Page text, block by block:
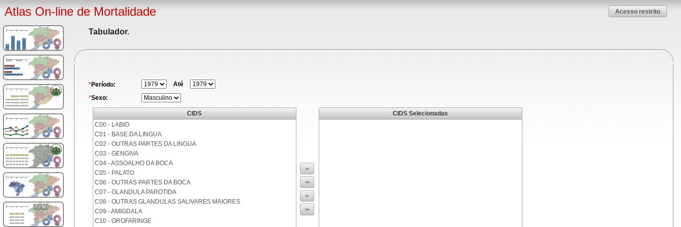
Atlas On-line de Mortalidade Acesso restrito
Tabulador.
*Período:
Até
*Sexo:
CIDS
C00 - LABIO
C01 - BASE DA LINGUA
C02 - OUTRAS PARTES DA LINGUA
C03 - GENGIVA
C04 - ASSOALHO DA BOCA
C05 - PALATO
C06 - OUTRAS PARTES DA BOCA
C07 - GLANDULA PAROTIDA
C08 - OUTRAS GLANDULAS SALIVARES MAIORES
C09 - AMIGDALA
C10 - OROFARINGE
CIDS Selecionadas